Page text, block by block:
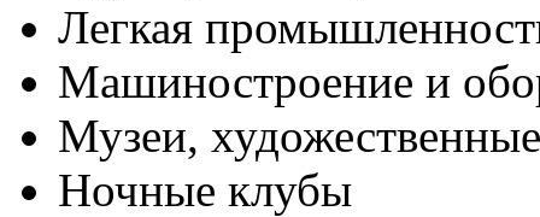
Легкая
Машиностроение и
Музеи,
Ночные клубы